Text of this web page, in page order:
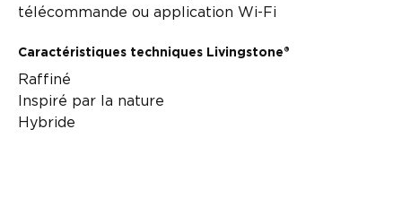
télécommande ou application Wi-Fi
Caractéristiques techniques Livingstone®
Raffiné
Inspiré par la nature
Hybride